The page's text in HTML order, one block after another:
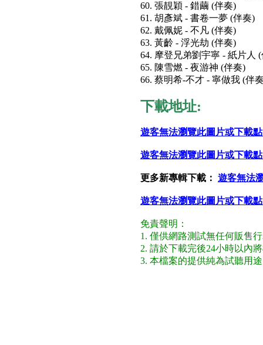
60. 張靚穎 - 錯繭 (伴奏)
61. 胡彥斌 - 書卷一夢 (伴奏)
62. 戴佩妮 - 不凡 (伴奏)
63. 黃齡 - 浮光劫 (伴奏)
64. 摩登兄弟劉宇寧 - 紙片人
65. 陳雪燃 - 夜游神 (伴奏)
66. 蔡明希-不才 - 寧做我 (伴
下載地址:
遊客無法瀏覽此圖片或下載
遊客無法瀏覽此圖片或下載
更多新專輯下載： 遊客無法
遊客無法瀏覽此圖片或下載
免責聲明：
1. 僅供網路測試無任何販售
2. 請於下載完後24小時以內
3. 本檔案的提供純為試聽用